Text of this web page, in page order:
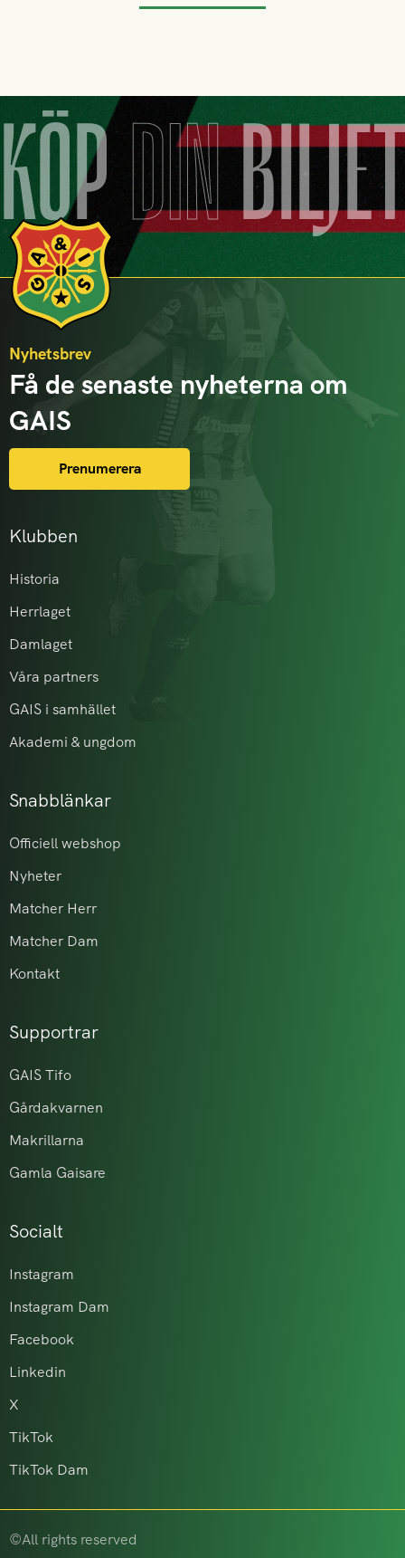
KÖPDIN
Klubben
Historia
Herrlaget
Damlaget
Våra partners
GAIS i samhället
Akademi & ungdom
Snabblänkar
Officiell webshop
Nyheter
Matcher Herr
Matcher Dam
Kontakt
Supportrar
GAIS Tifo
Gårdakvarnen
Makrillarna
Gamla Gaisare
Socialt
Instagram
Instagram Dam
Facebook
Linkedin
X
TikTok
TikTok Dam
Nyhetsbrev
Få de senaste nyheterna om
GAIS
Prenumerera
©All rights reserved